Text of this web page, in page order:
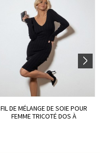
FIL DE MÉLANGE DE SOIE POUR
FEMME TRICOTÉ DOS À